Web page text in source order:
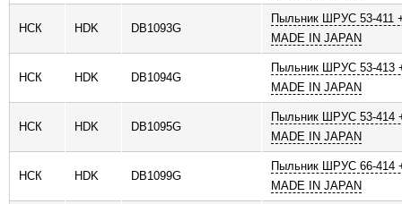
НСК HDK DB1093G
Пыльник ШРУС 53-411
MADE IN JAPAN
НСК HDK DB1094G
Пыльник ШРУС 53-413
MADE IN JAPAN
НСК HDK DB1095G
Пыльник ШРУС 53-414
MADE IN JAPAN
НСК HDK DB1099G
Пыльник ШРУС 66-414
MADE IN JAPAN